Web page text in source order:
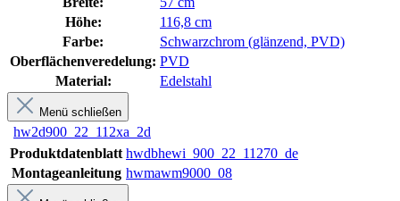
Höhe:
116,8 cm
Farbe:
Schwarzchrom (glänzend, PVD)
Oberflächenveredelung: PVD
Material:
Edelstahl
Menü schließen
hw2d900_22_112xa_2d
Produktdatenblatt hwdbhewi_900_22_11270_de
Montageanleitung hwmawm9000_08